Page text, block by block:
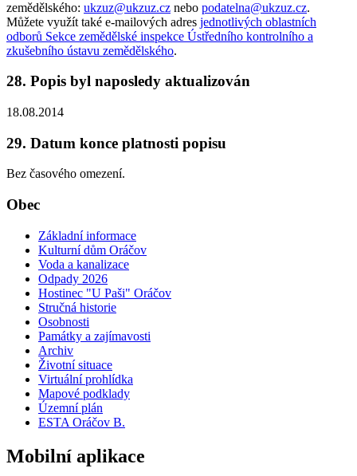
zemědělského: ukzuz@ukzuz.cz nebo podatelna@ukzuz.cz.
Můžete využít také e-mailových adres jednotlivých oblastních
odborů Sekce zemědělské inspekce Ústředního kontrolního a
zkušebního ústavu zemědělského.
28. Popis byl naposledy aktualizován
18.08.2014
29. Datum konce platnosti popisu
Bez časového omezení.
Obec
Základní informace
Kulturní dům Oráčov
Voda a kanalizace
Odpady 2026
Hostinec "U Paši" Oráčov
Stručná historie
Osobnosti
Památky a zajímavosti
Archiv
Životní situace
Virtuální prohlídka
Mapové podklady
Územní plán
ESTA Oráčov B.
Mobilní aplikace